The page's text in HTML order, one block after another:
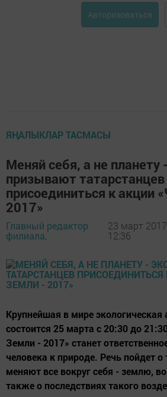
Авторизоваться
ЯҢАЛЫКЛАР ТАСМАСЫ
Меняй себя, а не планету
призывают татарстанцев
присоединиться к акции
2017»
Главный редактор
филиала,
23 март
12:36
Крупнейшая в мире экологическая
состоится 25 марта с 20:30 до
Земли - 2017» станет
человека к природе. Речь пойдет
меняют все вокруг себя - землю,
также о последствиях такого